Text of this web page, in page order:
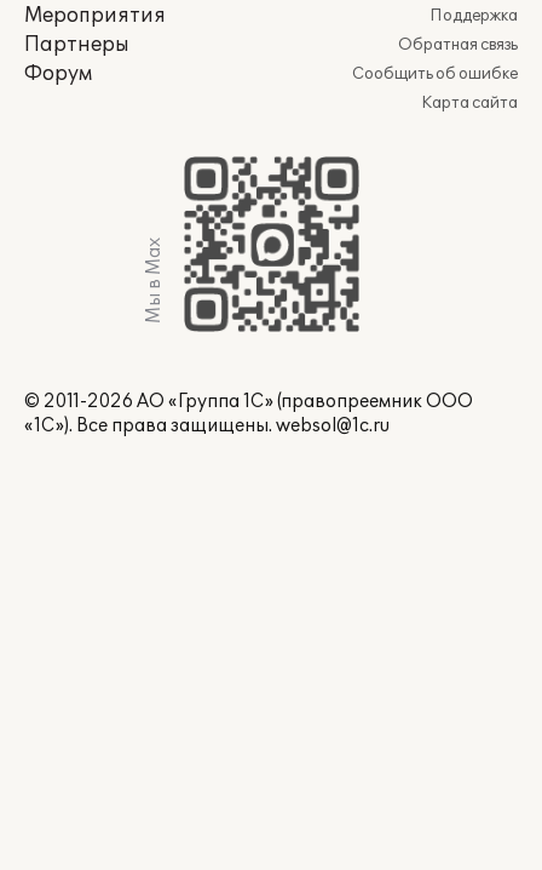
Мероприятия
Партнеры
Форум
Поддержка
Обратная связь
Сообщить об ошибке
Карта сайта
Мы в Max
© 2011-2026 АО «Группа 1С» (правопреемник ООО
«1С»). Все права защищены. websol@1c.ru